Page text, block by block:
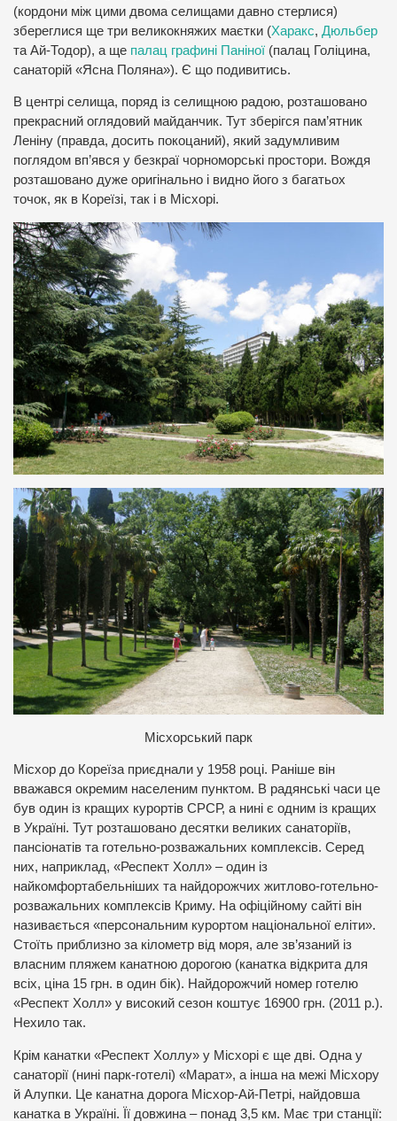
(кордони між цими двома селищами давно стерлися)
збереглися ще три великокняжих маєтки (Харакс, Дюльбер
та Ай-Тодор), а ще палац графині Паніної (палац Голіцина,
санаторій «Ясна Поляна»). Є що подивитись.
В центрі селища, поряд із селищною радою, розташовано
прекрасний оглядовий майданчик. Тут зберігся пам’ятник
Леніну (правда, досить покоцаний), який задумливим
поглядом вп’явся у безкраї чорноморські простори. Вождя
розташовано дуже оригінально і видно його з багатьох
точок, як в Кореїзі, так і в Місхорі.
Місхорський парк
Місхор до Кореїза приєднали у 1958 році. Раніше він
вважався окремим населеним пунктом. В радянські часи це
був один із кращих курортів СРСР, а нині є одним із кращих
в Україні. Тут розташовано десятки великих санаторіїв,
пансіонатів та готельно-розважальних комплексів. Серед
них, наприклад, «Респект Холл» – один із
найкомфортабельніших та найдорожчих житлово-готельно-
розважальних комплексів Криму. На офіційному сайті він
називається «персональним курортом національної еліти».
Стоїть приблизно за кілометр від моря, але зв’язаний із
власним пляжем канатною дорогою (канатка відкрита для
всіх, ціна 15 грн. в один бік). Найдорожчий номер готелю
«Респект Холл» у високий сезон коштує 16900 грн. (2011 р.).
Нехило так.
Крім канатки «Респект Холлу» у Місхорі є ще дві. Одна у
санаторії (нині парк-готелі) «Марат», а інша на межі Місхору
й Алупки. Це канатна дорога Місхор-Ай-Петрі, найдовша
канатка в Україні. Її довжина – понад 3,5 км. Має три станції: